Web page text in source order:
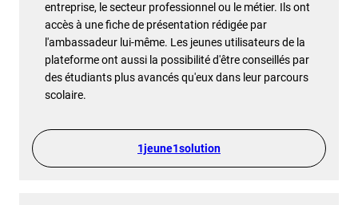
entreprise, le secteur professionnel ou le métier. Ils ont
accès à une fiche de présentation rédigée par
l'ambassadeur lui-même. Les jeunes utilisateurs de la
plateforme ont aussi la possibilité d'être conseillés par
des étudiants plus avancés qu'eux dans leur parcours
scolaire.
1jeune1solution